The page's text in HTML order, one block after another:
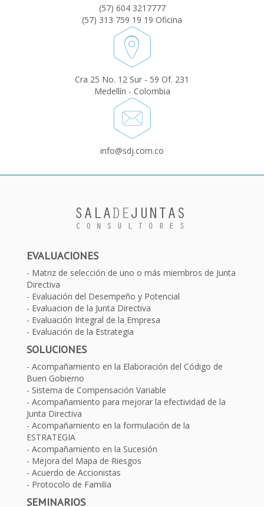
(57) 604 3217777
(57) 313 759 19 19 Oficina
Cra 25 No. 12 Sur - 59 Of. 231
Medellín - Colombia
info@sdj.com.co
EVALUACIONES
Matriz de selección de uno o más miembros de Junta
Directiva
Evaluación del Desempeño y Potencial
Evaluacion de la Junta Directiva
Evaluación Integral de la Empresa
Evaluación de la Estrategia
SOLUCIONES
Acompañamiento en la Elaboración del Código de
Buen Gobierno
Sistema de Compensación Variable
Acompañamiento para mejorar la efectividad de la
Junta Directiva
Acompañamiento en la formulación de la
ESTRATEGIA
Acompañamiento en la Sucesión
Mejora del Mapa de Riesgos
Acuerdo de Accionistas
Protocolo de Familia
SEMINARIOS